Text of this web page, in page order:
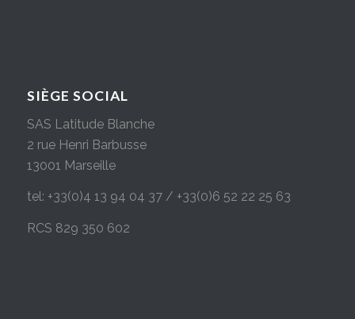
SIÈGE SOCIAL
SAS Latitude Blanche
2 rue Henri Barbusse
13001 Marseille
tel: +33(0)4 13 94 04 37 / +33(0)6 52 22 25 63
RCS 829 350 602